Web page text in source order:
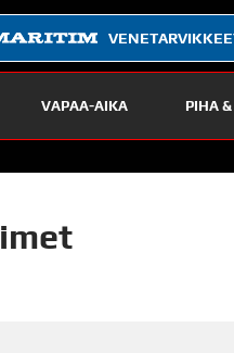
VAPAA-AIKA PIHA